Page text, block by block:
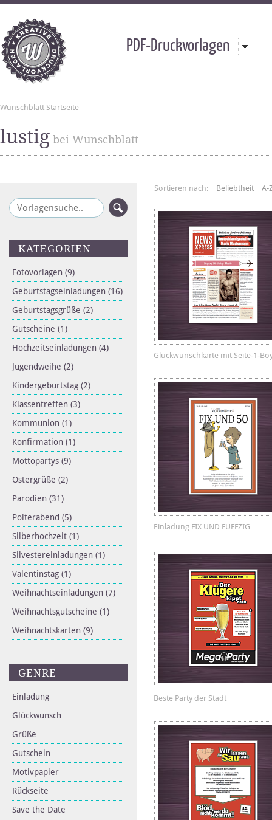
PDF-Druckvorlagen
Wunschblatt Startseite
lustig bei Wunschblatt
KATEGORIEN
Fotovorlagen (9)
Geburtstagseinladungen (16)
Geburtstagsgrüße (2)
Gutscheine (1)
Hochzeitseinladungen (4)
Jugendweihe (2)
Kindergeburtstag (2)
Klassentreffen (3)
Kommunion (1)
Konfirmation (1)
Mottopartys (9)
Ostergrüße (2)
Parodien (31)
Polterabend (5)
Silberhochzeit (1)
Silvestereinladungen (1)
Valentinstag (1)
Weihnachtseinladungen (7)
Weihnachtsgutscheine (1)
Weihnachtskarten (9)
GENRE
Einladung
Glückwunsch
Grüße
Gutschein
Motivpapier
Rückseite
Save the Date
Sortieren nach: Beliebtheit A-
Glückwunschkarte mit Seite-1-
Einladung FIX UND FUFFZIG
Beste Party der Stadt